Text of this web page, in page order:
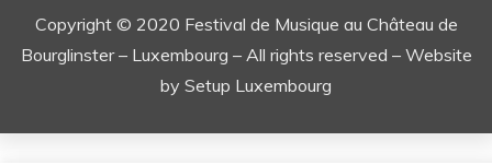
Copyright © 2020 Festival de Musique au Château de
Bourglinster – Luxembourg – All rights reserved – Website
by Setup Luxembourg